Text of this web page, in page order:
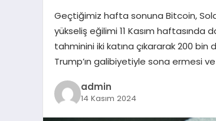
Geçtiğimiz hafta sonuna Bitcoin,
yükseliş eğilimi 11 Kasım
tahminini iki katına çıkararak 200 bin
Trump’ın galibiyetiyle sona ermesi
admin
14 Kasım 2024